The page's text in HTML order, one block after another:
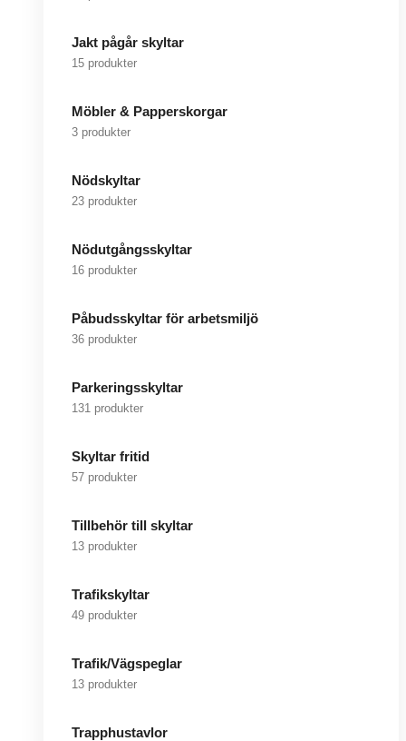
Jakt pågår skyltar
15 produkter
Möbler & Papperskorgar
3 produkter
Nödskyltar
23 produkter
Nödutgångsskyltar
16 produkter
Påbudsskyltar för arbetsmiljö
36 produkter
Parkeringsskyltar
131 produkter
Skyltar fritid
57 produkter
Tillbehör till skyltar
13 produkter
Trafikskyltar
49 produkter
Trafik/Vägspeglar
13 produkter
Trapphustavlor